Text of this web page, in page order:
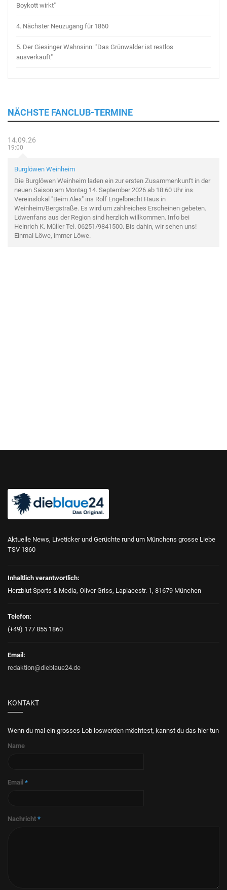
Boykott wirkt"
4. Nächster Neuzugang für 1860
5. Der Giesinger Wahnsinn: "Das Grünwalder ist restlos
ausverkauft"
NÄCHSTE FANCLUB-TERMINE
14.09.26
19:00
Burglöwen Weinheim
Die Burglöwen Weinheim laden ein zur ersten Zusammenkunft in der
neuen Saison am Montag 14. September 2026 ab 18:60 Uhr ins
Vereinslokal "Beim Alex" ins Rolf Engelbrecht Haus in
Weinheim/Bergstraße. Es wird um zahlreiches Erscheinen gebeten.
Löwenfans aus der Region sind herzlich willkommen. Info bei
Heinrich K. Müller Tel. 06251/9841500. Bis dahin, wir sehen uns!
Einmal Löwe, immer Löwe.
Aktuelle News, Liveticker und Gerüchte rund um Münchens grosse Liebe
TSV 1860
Inhaltlich verantwortlich:
Herzblut Sports & Media, Oliver Griss, Laplacestr. 1, 81679 München
Telefon:
(+49) 177 855 1860
Email:
redaktion@dieblaue24.de
KONTAKT
Wenn du mal ein grosses Lob loswerden möchtest, kannst du das hier tun
Name
Email *
Nachricht *